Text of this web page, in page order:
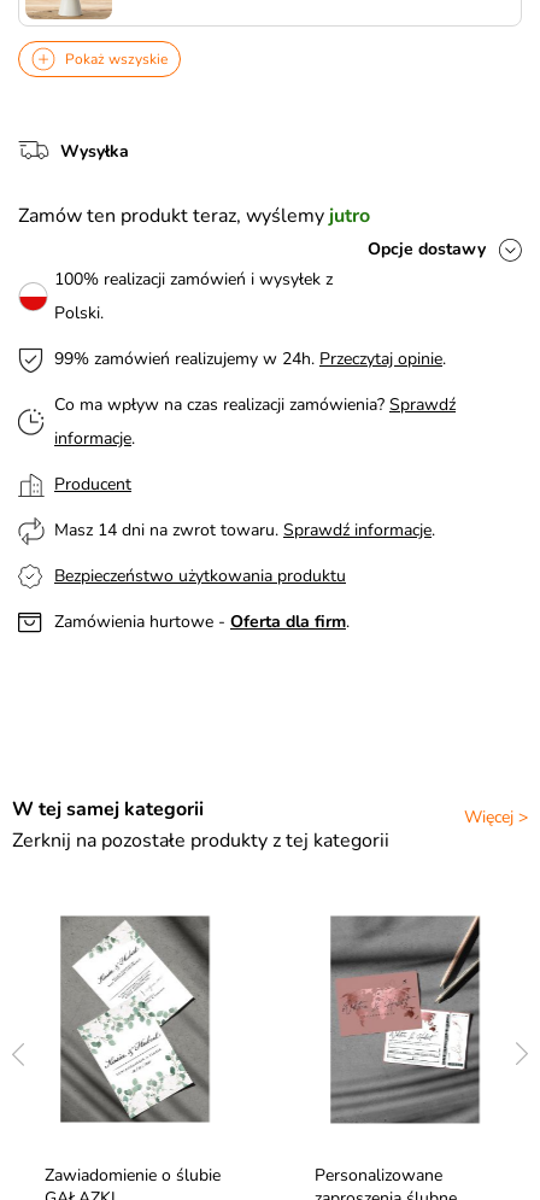
Pokaż wszyskie
Wysyłka
Zamów ten produkt teraz, wyślemy jutro
Opcje dostawy
100% realizacji zamówień i wysyłek z
Polski.
99% zamówień realizujemy w 24h. Przeczytaj opinie.
Co ma wpływ na czas realizacji zamówienia? Sprawdź
informacje.
Producent
Masz 14 dni na zwrot towaru. Sprawdź informacje.
Bezpieczeństwo użytkowania produktu
Zamówienia hurtowe - Oferta dla firm.
Więcej >
W tej samej kategorii
Zerknij na pozostałe produkty z tej kategorii
Zawiadomienie o ślubie
Personalizowane